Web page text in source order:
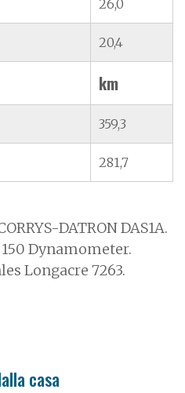
26,0
20,4
km
359,3
281,7
DATRON DAS1A.
Dynamometer.
Longacre 7263.
casa